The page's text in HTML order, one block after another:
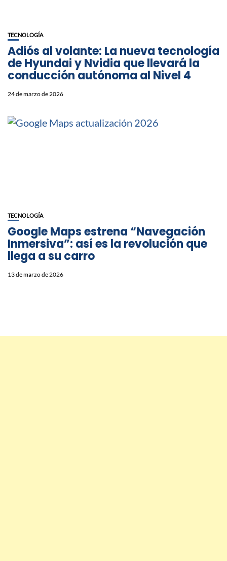
TECNOLOGÍA
Adiós al volante: La nueva tecnología
de Hyundai y Nvidia que llevará la
conducción autónoma al Nivel 4
24 de marzo de 2026
TECNOLOGÍA
Google Maps estrena “Navegación
Inmersiva”: así es la revolución que
llega a su carro
13 de marzo de 2026